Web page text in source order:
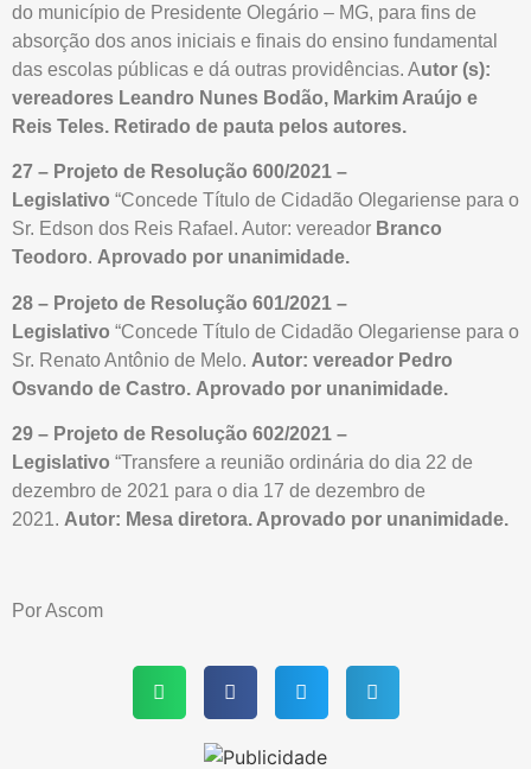
do município de Presidente Olegário – MG, para fins de
absorção dos anos iniciais e finais do ensino fundamental
das escolas públicas e dá outras providências. Autor (s):
vereadores Leandro Nunes Bodão, Markim Araújo e
Reis Teles. Retirado de pauta pelos autores.
27 – Projeto de Resolução 600/2021 –
Legislativo “Concede Título de Cidadão Olegariense para o
Sr. Edson dos Reis Rafael. Autor: vereador Branco
Teodoro. Aprovado por unanimidade.
28 – Projeto de Resolução 601/2021 –
Legislativo “Concede Título de Cidadão Olegariense para o
Sr. Renato Antônio de Melo. Autor: vereador Pedro
Osvando de Castro. Aprovado por unanimidade.
29 – Projeto de Resolução 602/2021 –
Legislativo “Transfere a reunião ordinária do dia 22 de
dezembro de 2021 para o dia 17 de dezembro de
2021. Autor: Mesa diretora. Aprovado por unanimidade.
Por Ascom